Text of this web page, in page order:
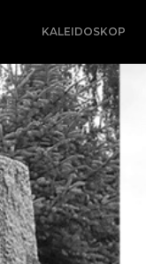
KALEIDOSKOP